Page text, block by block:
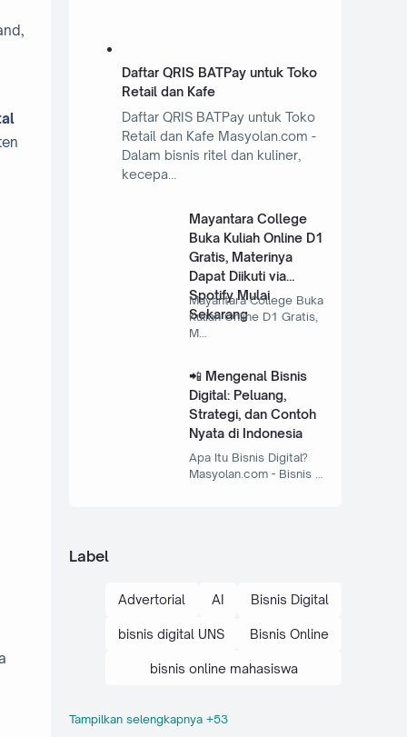
Daftar QRIS BATPay untuk Toko
Retail dan Kafe
Daftar QRIS BATPay untuk Toko
Retail dan Kafe Masyolan.com -
Dalam bisnis ritel dan kuliner,
kecepa…
Mayantara College
Buka Kuliah Online D1
Gratis, Materinya
Dapat Diikuti via
Spotify Mulai
Sekarang
Mayantara College Buka
Kuliah Online D1 Gratis,
M…
📲 Mengenal Bisnis
Digital: Peluang,
Strategi, dan Contoh
Nyata di Indonesia
Apa Itu Bisnis Digital?
Masyolan.com - Bisnis …
Label
Advertorial AI Bisnis Digital
bisnis digital UNS Bisnis Online
bisnis online mahasiswa
brand personal mahasiswa
Tampilkan selengkapnya +53